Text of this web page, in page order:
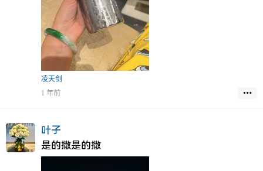
凌天剑
1 年前
叶子
是的撒是的撒